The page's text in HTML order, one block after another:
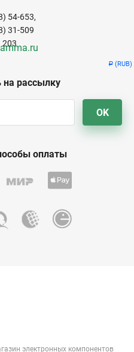
Р (RUB)
рассылку
OK
54-653,
31-509
203
оплаты
электронных компонентов